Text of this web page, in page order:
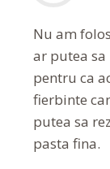
Nu am
ar putea sa
pentru ca
fierbinte
putea sa
pasta fina.